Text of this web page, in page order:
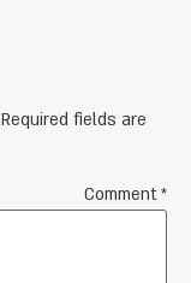
Required fields are
Comment*